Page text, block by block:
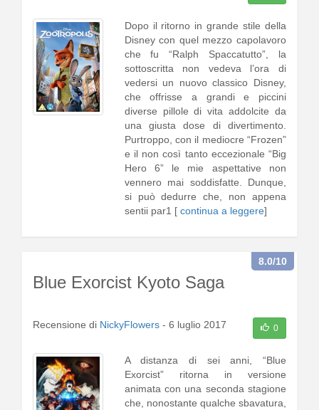
Dopo il ritorno in grande stile della
Disney con quel mezzo capolavoro
che fu “Ralph Spaccatutto”, la
sottoscritta non vedeva l’ora di
vedersi un nuovo classico Disney,
che offrisse a grandi e piccini
diverse pillole di vita addolcite da
una giusta dose di divertimento.
Purtroppo, con il mediocre “Frozen”
e il non così tanto eccezionale “Big
Hero 6” le mie aspettative non
vennero mai soddisfatte. Dunque,
si può dedurre che, non appena
sentii par1 [ continua a leggere]
Blue Exorcist Kyoto Saga
8.0/10
Recensione di NickyFlowers - 6 luglio 2017 0
A distanza di sei anni, “Blue
Exorcist” ritorna in versione
animata con una seconda stagione
che, nonostante qualche sbavatura,